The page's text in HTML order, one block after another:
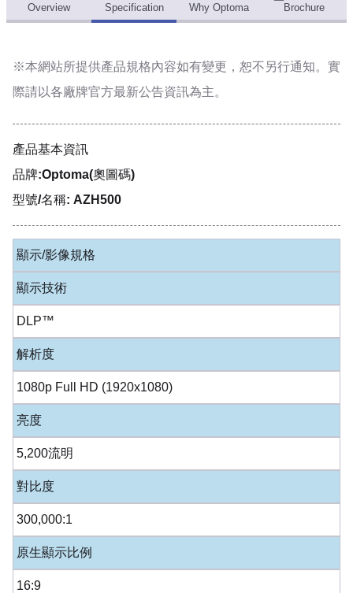
Overview Specification Why Optoma Brochure
※本網站所提供產品規格內容如有變更，恕不另行通知。實
際請以各廠牌官方最新公告資訊為主。
產品基本資訊
品牌:Optoma(奧圖碼)
型號/名稱: AZH500
顯示/影像規格
顯示技術
DLP™
解析度
1080p Full HD (1920x1080)
亮度
5,200流明
對比度
300,000:1
原生顯示比例
16:9